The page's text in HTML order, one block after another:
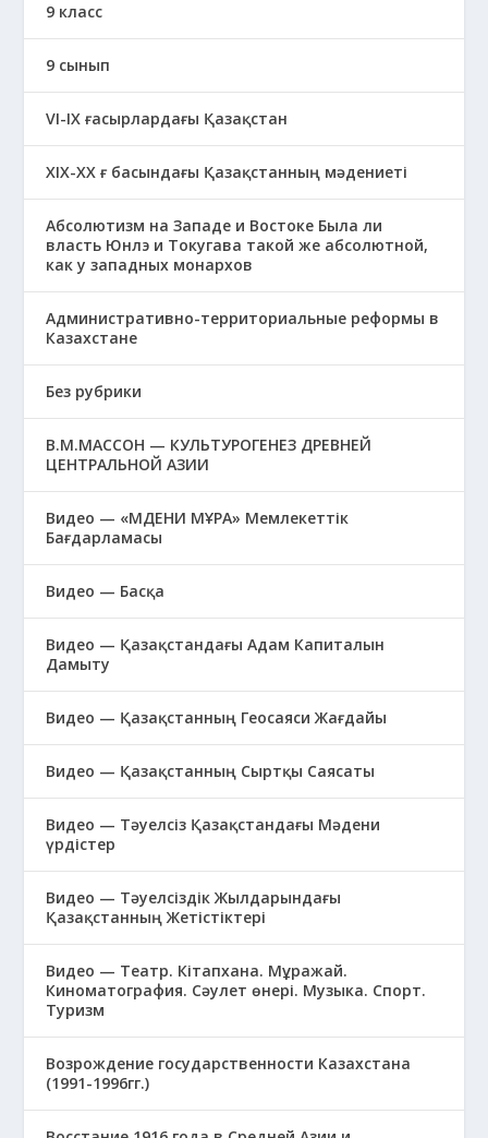
9 класс
9 сынып
VI-IX ғасырлардағы Қазақстан
XIХ-XX ғ басындағы Қазақстанның мәдениеті
Абсолютизм на Западе и Востоке Была ли
власть Юнлэ и Токугава такой же абсолютной,
как у западных монархов
Административно-территориальные реформы в
Казахстане
Без рубрики
В.М.МАССОН — КУЛЬТУРОГЕНЕЗ ДРЕВНЕЙ
ЦЕНТРАЛЬНОЙ АЗИИ
Видео — «МӘДЕНИ МҰРА» Мемлекеттік
Бағдарламасы
Видео — Басқа
Видео — Қазақстандағы Адам Капиталын
Дамыту
Видео — Қазақстанның Геосаяси Жағдайы
Видео — Қазақстанның Сыртқы Саясаты
Видео — Тәуелсіз Қазақстандағы Мәдени
үрдістер
Видео — Тәуелсіздік Жылдарындағы
Қазақстанның Жетістіктері
Видео — Театр. Кітапхана. Мұражай.
Киноматография. Сәулет өнері. Музыка. Спорт.
Туризм
Возрождение государственности Казахстана
(1991-1996гг.)